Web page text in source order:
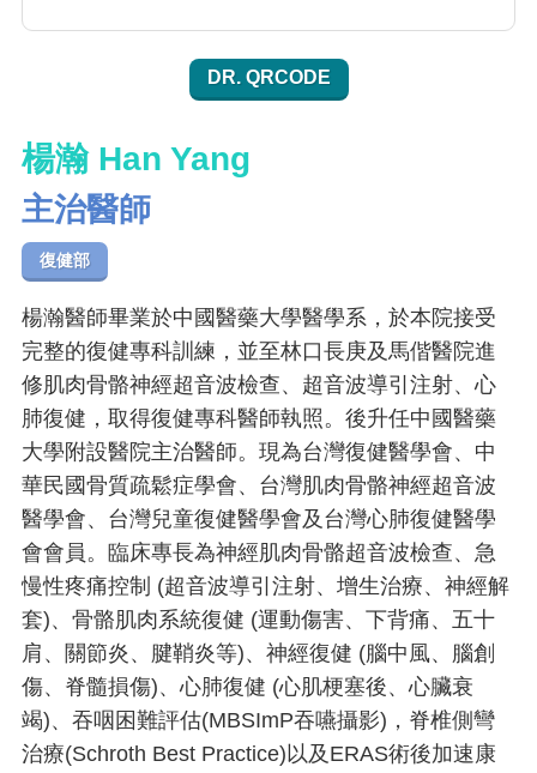
DR. QRCODE
楊瀚 Han Yang
主治醫師
復健部
楊瀚醫師畢業於中國醫藥大學醫學系，於本院接受
完整的復健專科訓練，並至林口長庚及馬偕醫院進
修肌肉骨骼神經超音波檢查、超音波導引注射、心
肺復健，取得復健專科醫師執照。後升任中國醫藥
大學附設醫院主治醫師。現為台灣復健醫學會、中
華民國骨質疏鬆症學會、台灣肌肉骨骼神經超音波
醫學會、台灣兒童復健醫學會及台灣心肺復健醫學
會會員。臨床專長為神經肌肉骨骼超音波檢查、急
慢性疼痛控制 (超音波導引注射、增生治療、神經解
套)、骨骼肌肉系統復健 (運動傷害、下背痛、五十
肩、關節炎、腱鞘炎等)、神經復健 (腦中風、腦創
傷、脊髓損傷)、心肺復健 (心肌梗塞後、心臟衰
竭)、吞咽困難評估(MBSImP吞嚥攝影)，脊椎側彎
治療(Schroth Best Practice)以及ERAS術後加速康